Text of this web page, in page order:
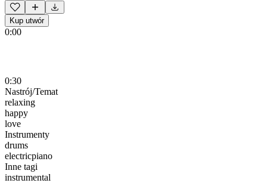
Kup utwór
0:00
0:30
Nastrój/Temat
relaxing
happy
love
Instrumenty
drums
electricpiano
Inne tagi
instrumental